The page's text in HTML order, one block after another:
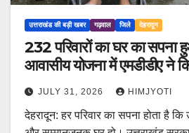
उत्तराखंड की बड़ी खबर गढ़वाल जिले देहरादून
232 परिवारों का घर का सपना
आवासीय योजना में एमडीडीए ने
JULY 31, 2026 HIMJYOTI
देहरादून: हर परिवार का सपना होता है